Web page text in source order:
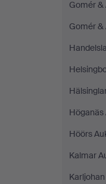
Gomér &
Gomér &
Höganäs
Höörs
Kalmar